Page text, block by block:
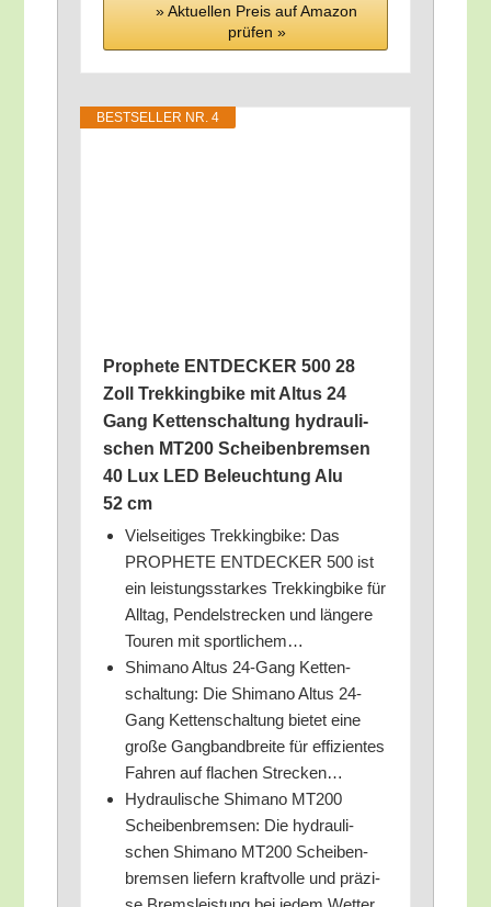
» Aktu­el­len Preis auf Ama­zon
prü­fen »
BEST­SEL­LER NR. 4
Pro­phe­te ENTDECKER 500 28
Zoll Trek­king­bike mit Alt­us 24
Gang Ket­ten­schal­tung hydrau­li­
schen MT200 Schei­ben­brem­sen
40 Lux LED Beleuch­tung Alu
52 cm
Viel­sei­ti­ges Trek­king­bike: Das
PROPHETE ENTDECKER 500 ist
ein leis­tungs­star­kes Trek­king­bike für
All­tag, Pen­del­stre­cken und län­ge­re
Tou­ren mit sportlichem…
Shi­ma­no Alt­us 24-Gang Ket­ten­
schal­tung: Die Shi­ma­no Alt­us 24-
Gang Ket­ten­schal­tung bie­tet eine
gro­ße Gang­band­brei­te für effi­zi­en­tes
Fah­ren auf fla­chen Strecken…
Hydrau­li­sche Shi­ma­no MT200
Schei­ben­brem­sen: Die hydrau­li­
schen Shi­ma­no MT200 Schei­ben­
brem­sen lie­fern kraft­vol­le und prä­zi­